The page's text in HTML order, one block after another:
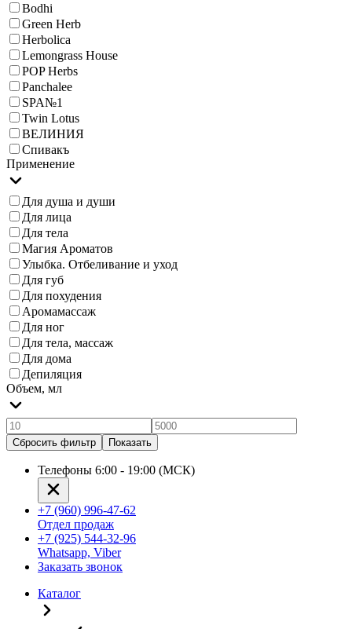
Bodhi
Green Herb
Herbolica
Lemongrass House
POP Herbs
Panchalee
SPA№1
Twin Lotus
ВЕЛИНИЯ
Спивакъ
Применение
Для душа и души
Для лица
Для тела
Магия Ароматов
Улыбка. Отбеливание и уход
Для губ
Для похудения
Аромамассаж
Для ног
Для тела, массаж
Для дома
Депиляция
Объем, мл
Сбросить фильтр Показать
Телефоны 6:00 - 19:00 (МСК)
+7 (960) 996-47-62
Отдел продаж
+7 (925) 544-32-96
Whatsapp, Viber
Заказать звонок
Каталог